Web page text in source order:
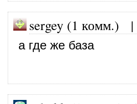
sergey (1 комм.) |
а где же база